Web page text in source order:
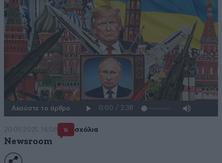
Ακούστε το άρθρο
20·05·2025 16:58 16 σχόλια
Newsroom